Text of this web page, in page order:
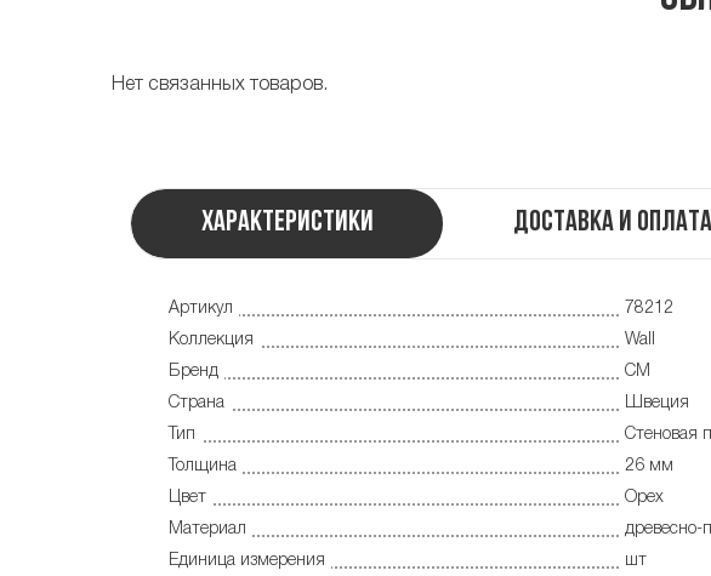
Нет связанных товаров.
Характеристики Доставка и оплата
Артикул
78212
Коллекция
Wall
Бренд
CM
Страна
Швеция
Тип
Cтеновая
Толщина
26 мм
Цвет
Орех
Материал
древесно-
Единица измерения
шт